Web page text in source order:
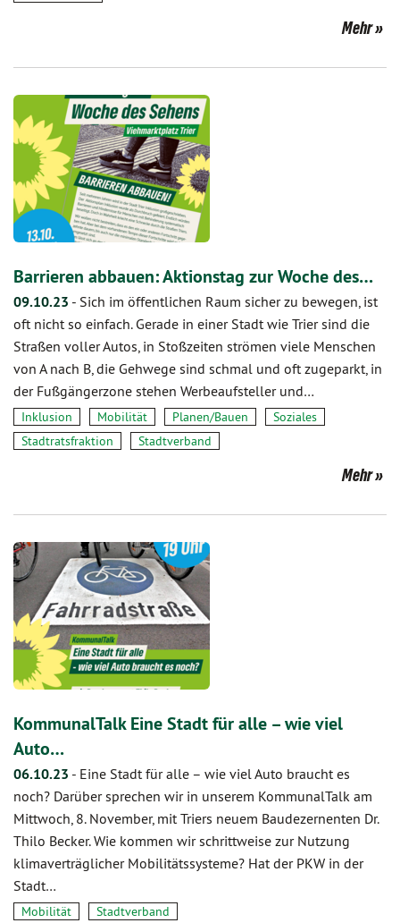
Mehr
Barrieren abbauen: Aktionstag zur Woche des…
09.10.23 - Sich im öffentlichen Raum sicher zu bewegen, ist
oft nicht so einfach. Gerade in einer Stadt wie Trier sind die
Straßen voller Autos, in Stoßzeiten strömen viele Menschen
von A nach B, die Gehwege sind schmal und oft zugeparkt, in
der Fußgängerzone stehen Werbeaufsteller und…
Inklusion Mobilität Planen/Bauen
Soziales
Stadtratsfraktion
Stadtverband
Mehr
KommunalTalk Eine Stadt für alle – wie viel
Auto…
06.10.23 - Eine Stadt für alle – wie viel Auto braucht es
noch? Darüber sprechen wir in unserem KommunalTalk am
Mittwoch, 8. November, mit Triers neuem Baudezernenten Dr.
Thilo Becker. Wie kommen wir schrittweise zur Nutzung
klimaverträglicher Mobilitätssysteme? Hat der PKW in der
Stadt…
Mobilität Stadtverband